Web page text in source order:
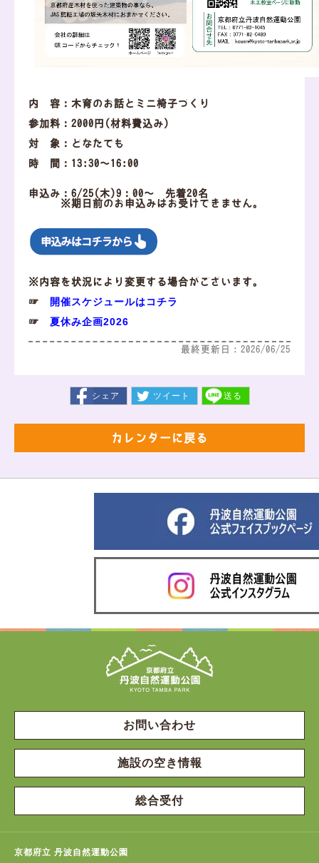
内 容：木育のお話とミニ椅子づくり
参加料：2000円(材料費込み)
対 象：どなたでも
時 間：13:30～16:00
申込み：6/25(木)9：00～ 先着20名
※期日前のお申込みはお受けできません。
※内容を状況により変更する場合がございます。
☞
開催スケジュールはコチラ
☞ 夏休み企画2026
最終更新日：2026/06/25
シェア ツイート 送る
カレンダーに戻る
お問い合わせ
施設の空き情報
総合受付
京都府立 丹波自然運動公園